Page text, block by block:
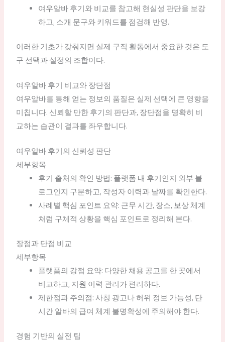
여우알바 후기와 비교를 참고해 현실성 판단을 보강
하고, 소개 문구와 키워드를 점검해 반영.
이러한 기초가 갖춰지면 실제 구직 활동에서 중요한 것은 도
구 선택과 설정의 조합이다.
여우알바 후기 비교와 장단점
여우알바를 통해 얻는 정보의 품질은 실제 선택에 큰 영향을
미칩니다. 신뢰할 만한 후기의 판단과, 장단점을 명확히 비
교하는 습관이 결과를 좌우합니다.
여우알바 후기의 신뢰성 판단
세부항목
후기 출처의 확인 방법: 플랫폼 내 후기인지 외부 블
로그인지 구분하고, 작성자 이력과 날짜를 확인한다.
사례별 핵심 포인트 요약: 근무 시간, 장소, 보상 체계
처럼 구체적 상황을 핵심 포인트로 정리해 본다.
장점과 단점 비교
세부항목
플랫폼의 강점 요약: 다양한 채용 공고를 한 곳에서
비교하고, 지원 이력 관리가 편리하다.
제한점과 주의점: 사칭 광고나 허위 정보 가능성, 단
시간 알바의 급여 체계 불명확성에 주의해야 한다.
경험 기반의 실전 팁